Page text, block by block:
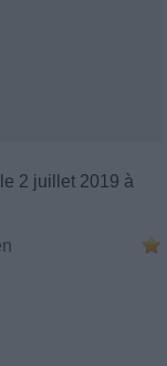
le 2 juillet 2019 à